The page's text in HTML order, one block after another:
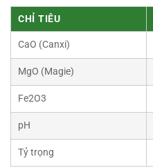
CHỈ TIÊU
CaO (Canxi)
MgO (Magie)
Fe2O3
pH
Tỷ trọng